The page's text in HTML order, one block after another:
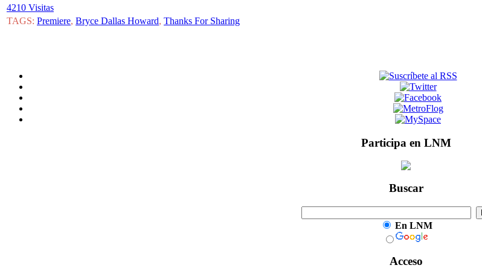
4210 Visitas
TAGS: Premiere, Bryce Dallas Howard, Thanks For Sharing
Participa en LNM
Buscar
En LNM
Acceso